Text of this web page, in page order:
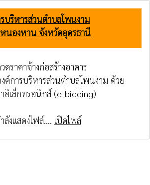
บริหารส่วนตำบลโพนงาม
หนองหาน จังหวัดอุดรธานี
ดราคาจ้างก่อสร้างอาคาร
ค์การบริหารส่วนตำบลโพนงาม ด้วย
อิเล็กทรอนิกส์ (e-bidding)
ลังแสดงไฟล์.... เปิดไฟล์